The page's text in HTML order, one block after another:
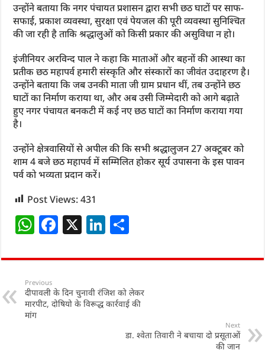
उन्होंने बताया कि नगर पंचायत प्रशासन द्वारा सभी छठ घाटों पर साफ-
सफाई, प्रकाश व्यवस्था, सुरक्षा एवं पेयजल की पूरी व्यवस्था सुनिश्चित
की जा रही है ताकि श्रद्धालुओं को किसी प्रकार की असुविधा न हो।
इंजीनियर अरविन्द पाल ने कहा कि माताओं और बहनों की आस्था का
प्रतीक छठ महापर्व हमारी संस्कृति और संस्कारों का जीवंत उदाहरण है।
उन्होंने बताया कि जब उनकी माता जी ग्राम प्रधान थीं, तब उन्होंने छठ
घाटों का निर्माण कराया था, और अब उसी जिम्मेदारी को आगे बढ़ाते
हुए नगर पंचायत बनकटी में कई नए छठ घाटों का निर्माण कराया गया
है।
उन्होंने क्षेत्रवासियों से अपील की कि सभी श्रद्धालुजन 27 अक्टूबर को
शाम 4 बजे छठ महापर्व में सम्मिलित होकर सूर्य उपासना के इस पावन
पर्व को भव्यता प्रदान करें।
Post Views:431
W
at
s
A
p
F
c
e
b
X Li
k
dI
ar
e
Previous
दीपावली के दिन चुनावी रंजिश को लेकर
मारपीट, दोषियो के विरूद्ध कार्रवाई की
मांग
Next
डा. श्वेता तिवारी ने बचाया दो प्रसूताओं
की जान